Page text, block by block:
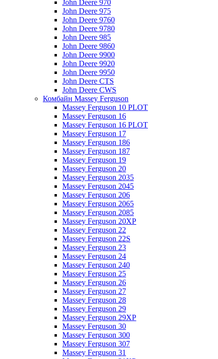
John Deere 970
John Deere 975
John Deere 9760
John Deere 9780
John Deere 985
John Deere 9860
John Deere 9900
John Deere 9920
John Deere 9950
John Deere CTS
John Deere CWS
Комбайн Massey Ferguson
Massey Ferguson 10 PLOT
Massey Ferguson 16
Massey Ferguson 16 PLOT
Massey Ferguson 17
Massey Ferguson 186
Massey Ferguson 187
Massey Ferguson 19
Massey Ferguson 20
Massey Ferguson 2035
Massey Ferguson 2045
Massey Ferguson 206
Massey Ferguson 2065
Massey Ferguson 2085
Massey Ferguson 20XP
Massey Ferguson 22
Massey Ferguson 22S
Massey Ferguson 23
Massey Ferguson 24
Massey Ferguson 240
Massey Ferguson 25
Massey Ferguson 26
Massey Ferguson 27
Massey Ferguson 28
Massey Ferguson 29
Massey Ferguson 29XP
Massey Ferguson 30
Massey Ferguson 300
Massey Ferguson 307
Massey Ferguson 31